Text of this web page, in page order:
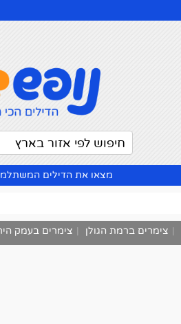
חיפוש לפי אזור בארץ
מצאו את הדילים
| צימרים ברמת הגולן | צימרים בעמק